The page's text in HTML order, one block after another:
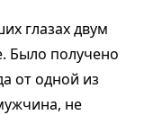
глазах двум
Было получено
от одной из
не